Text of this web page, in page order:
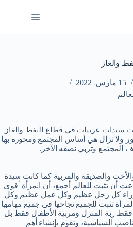
والغاز
15 مارس، 2022
سيدات عربيات في قطاع النفط والغاز
ولا تزال هي أساس المجتمع ومحوره بها
المجتمع وتربي نصفه الآخر.
والصديقة والمربية كما كانت سيدة
أن تثبت للعالم أجمع، أن المرأة أقوى
وراء كل رجل عظيم وكل عمل عظيم وكل
تثبت للجميع نجاحها في جميع مهامها
ربة المنزل ومربية الأطفال فقط بل
السياسية، وتقوم بإنشاء أهم